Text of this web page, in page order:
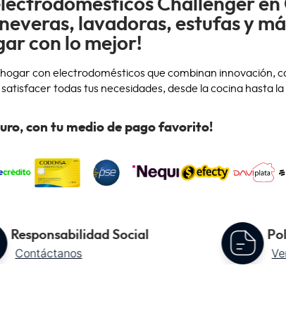
Challenger
lavadoras, estufas y
con lo mejor!
con electrodomésticos que combinan innovación,
todas tus necesidades, desde la cocina hasta la
con tu medio de pago favorito!
Responsabilidad Social
Contáctanos